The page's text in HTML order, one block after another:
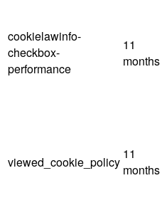
cookielawinfo-
checkbox-
performance
11
months
viewed_cookie_policy
11
months